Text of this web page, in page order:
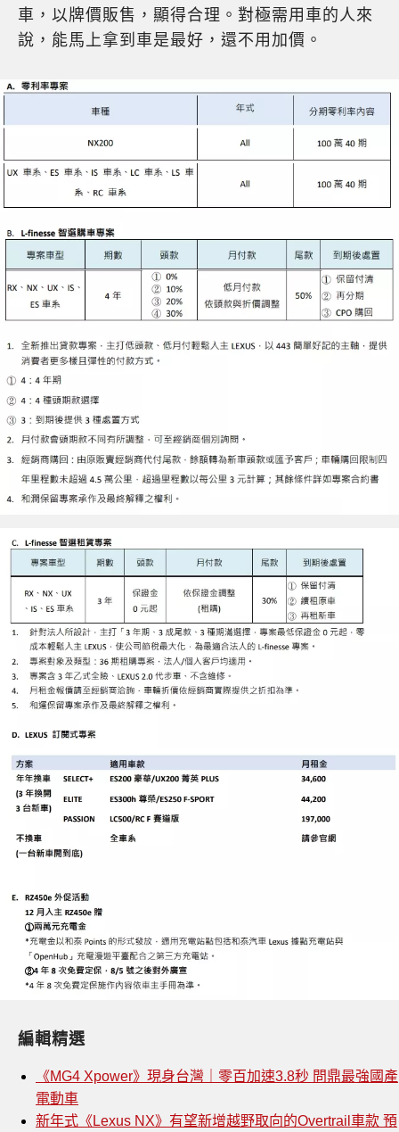
車，以牌價販售，顯得合理。對極需用車的人來
說，能馬上拿到車是最好，還不用加價。
編輯精選
《MG4 Xpower》現身台灣｜零百加速3.8秒 問鼎最強國產
電動車
新年式《Lexus NX》有望新增越野取向的Overtrail車款 預